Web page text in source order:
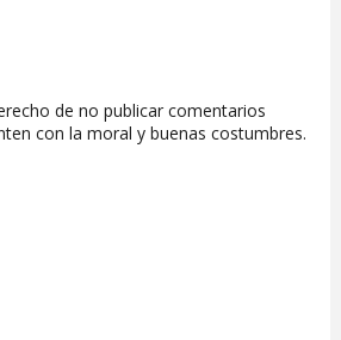
de no publicar comentarios
con la moral y buenas costumbres.